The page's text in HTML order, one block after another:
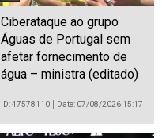
Ciberataque ao grupo
Águas de Portugal sem
afetar fornecimento de
água – ministra (editado)
ID: 47578110 Date: 07/08/2026 15:17